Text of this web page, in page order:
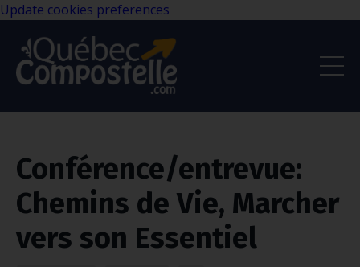
Update cookies preferences
Conférence/entrevue:
Chemins de Vie, Marcher
vers son Essentiel